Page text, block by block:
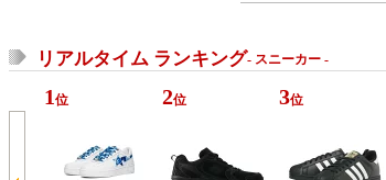
リアルタイム ランキング- スニーカー -
1 位 2位 3位